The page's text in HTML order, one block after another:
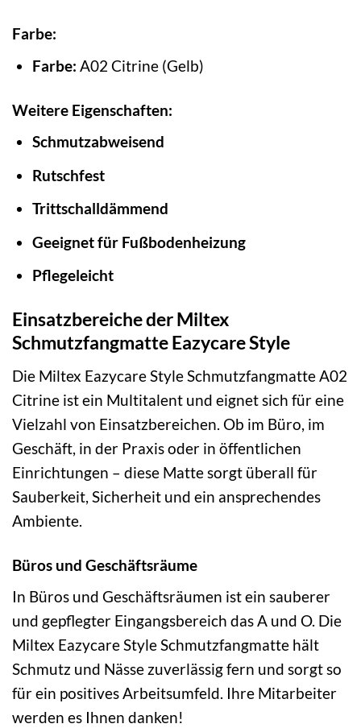
Farbe:
Farbe: A02 Citrine (Gelb)
Weitere Eigenschaften:
Schmutzabweisend
Rutschfest
Trittschalldämmend
Geeignet für Fußbodenheizung
Pflegeleicht
Einsatzbereiche der Miltex
Schmutzfangmatte Eazycare Style
Die Miltex Eazycare Style Schmutzfangmatte A02
Citrine ist ein Multitalent und eignet sich für eine
Vielzahl von Einsatzbereichen. Ob im Büro, im
Geschäft, in der Praxis oder in öffentlichen
Einrichtungen – diese Matte sorgt überall für
Sauberkeit, Sicherheit und ein ansprechendes
Ambiente.
Büros und Geschäftsräume
In Büros und Geschäftsräumen ist ein sauberer
und gepflegter Eingangsbereich das A und O. Die
Miltex Eazycare Style Schmutzfangmatte hält
Schmutz und Nässe zuverlässig fern und sorgt so
für ein positives Arbeitsumfeld. Ihre Mitarbeiter
werden es Ihnen danken!